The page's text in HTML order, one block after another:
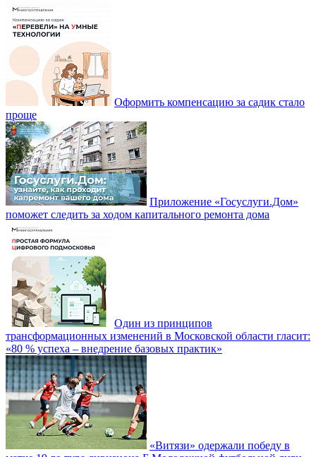
Оформить компенсацию за садик стало
проще
Приложение «Госуслуги.Дом»
поможет следить за ходом капитального ремонта дома
Один из принципов
трансформационных изменений в Московской области гласит:
«80 % успеха – внедрение базовых практик»
«Витязи» одержали победу в